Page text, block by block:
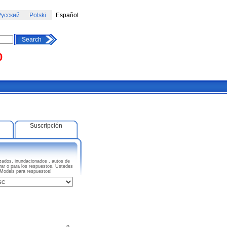
Polski Español
Search
Suscripción
inundacionados , autos de
o para los respuestos. Ustedes
para respuestos!